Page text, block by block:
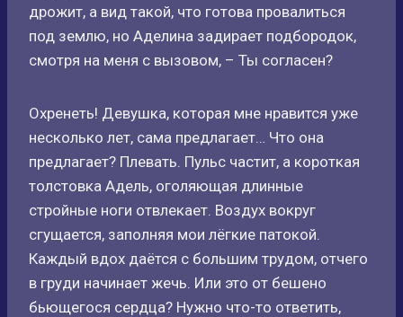
дрожит, а вид такой, что готова провалиться
под землю, но Аделина задирает подбородок,
смотря на меня с вызовом, – Ты согласен?
Охренеть! Девушка, которая мне нравится уже
несколько лет, сама предлагает… Что она
предлагает? Плевать. Пульс частит, а короткая
толстовка Адель, оголяющая длинные
стройные ноги отвлекает. Воздух вокруг
сгущается, заполняя мои лëгкие патокой.
Каждый вдох даётся с большим трудом, отчего
в груди начинает жечь. Или это от бешено
бьющегося сердца? Нужно что-то ответить,